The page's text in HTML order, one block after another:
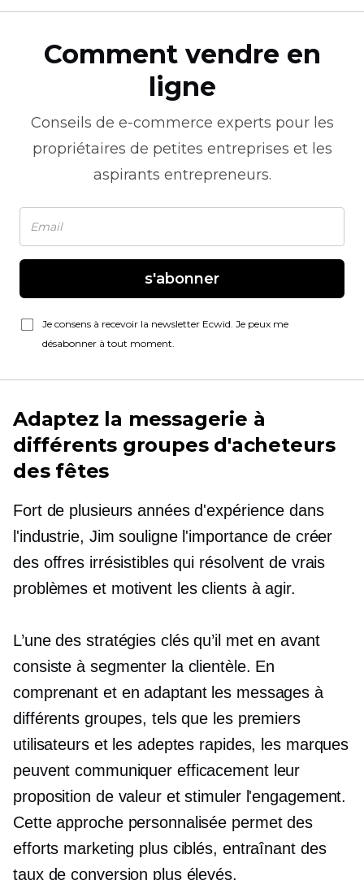
Comment vendre en
ligne
Conseils de e-commerce experts pour les
propriétaires de petites entreprises et les
aspirants entrepreneurs.
s'abonner
Je consens à recevoir la newsletter Ecwid. Je peux me
désabonner à tout moment.
Adaptez la messagerie à
différents groupes d'acheteurs
des fêtes
Fort de plusieurs années d'expérience dans
l'industrie, Jim souligne l'importance de créer
des offres irrésistibles qui résolvent de vrais
problèmes et motivent les clients à agir.
L’une des stratégies clés qu’il met en avant
consiste à segmenter la clientèle. En
comprenant et en adaptant les messages à
différents groupes, tels que les premiers
utilisateurs et les adeptes rapides, les marques
peuvent communiquer efficacement leur
proposition de valeur et stimuler l'engagement.
Cette approche personnalisée permet des
efforts marketing plus ciblés, entraînant des
taux de conversion plus élevés.